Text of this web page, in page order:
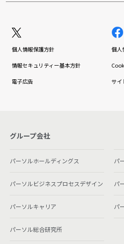
個人情報保護方針 個人
情報セキュリティー基本方針
電子広告 サイ
グループ会社
パーソルホールディングス パ
パーソルビジネスプロセスデザイン パ
パーソルキャリア パ
パーソル総合研究所